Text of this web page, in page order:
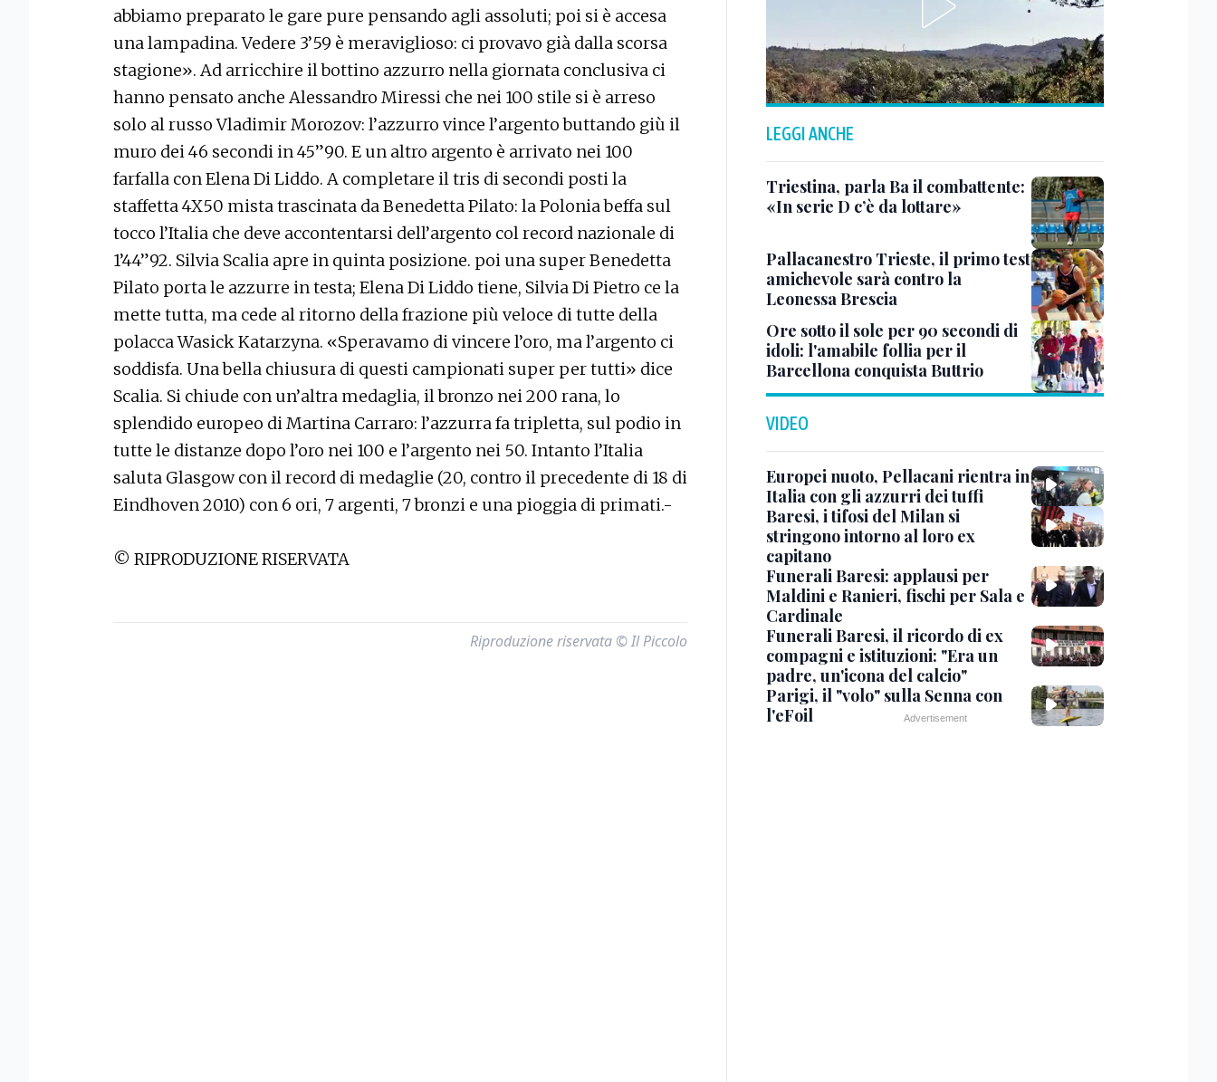
abbiamo preparato le gare pure pensando agli assoluti; poi si è accesa
una lampadina. Vedere 3’59 è meraviglioso: ci provavo già dalla scorsa
stagione». Ad arricchire il bottino azzurro nella giornata conclusiva ci
hanno pensato anche Alessandro Miressi che nei 100 stile si è arreso
solo al russo Vladimir Morozov: l’azzurro vince l’argento buttando giù il
muro dei 46 secondi in 45”90. E un altro argento è arrivato nei 100
farfalla con Elena Di Liddo. A completare il tris di secondi posti la
staffetta 4X50 mista trascinata da Benedetta Pilato: la Polonia beffa sul
tocco l’Italia che deve accontentarsi dell’argento col record nazionale di
1’44”92. Silvia Scalia apre in quinta posizione. poi una super Benedetta
Pilato porta le azzurre in testa; Elena Di Liddo tiene, Silvia Di Pietro ce la
mette tutta, ma cede al ritorno della frazione più veloce di tutte della
polacca Wasick Katarzyna. «Speravamo di vincere l’oro, ma l’argento ci
soddisfa. Una bella chiusura di questi campionati super per tutti» dice
Scalia. Si chiude con un’altra medaglia, il bronzo nei 200 rana, lo
splendido europeo di Martina Carraro: l’azzurra fa tripletta, sul podio in
tutte le distanze dopo l’oro nei 100 e l’argento nei 50. Intanto l’Italia
saluta Glasgow con il record di medaglie (20, contro il precedente di 18 di
Eindhoven 2010) con 6 ori, 7 argenti, 7 bronzi e una pioggia di primati.-
© RIPRODUZIONE RISERVATA
Riproduzione riservata © Il Piccolo
LEGGI ANCHE
Triestina, parla Ba il combattente:
«In serie D c’è da lottare»
Pallacanestro Trieste, il primo test
amichevole sarà contro la
Leonessa Brescia
Ore sotto il sole per 90 secondi di
idoli: l'amabile follia per il
Barcellona conquista Buttrio
VIDEO
Europei nuoto, Pellacani rientra in
Italia con gli azzurri dei tuffi
Baresi, i tifosi del Milan si
stringono intorno al loro ex
capitano
Funerali Baresi: applausi per
Maldini e Ranieri, fischi per Sala e
Cardinale
Funerali Baresi, il ricordo di ex
compagni e istituzioni: "Era un
padre, un'icona del calcio"
Parigi, il "volo" sulla Senna con
l'eFoil